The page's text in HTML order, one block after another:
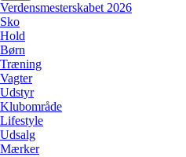
Verdensmesterskabet 2026
Sko
Hold
Børn
Træning
Vagter
Udstyr
Klubområde
Lifestyle
Udsalg
Mærker